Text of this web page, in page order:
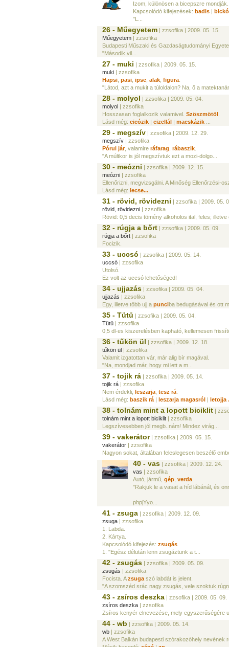
Izom, különösen a bicepszre mondják.
Kapcsolódó kifejezések: badis | bickó
"L...
26 - Műegyetem | zzsofika | 2009. 05. 15.
Műegyetem | zzsofika
Budapesti Műszaki és Gazdaságtudományi
"Második vil...
27 - muki | zzsofika | 2009. 05. 15.
muki | zzsofika
Hapsi pasi ipse alak figura
"Látod, azt a mukit a túloldalon? Na, ő a
28 - molyol | zzsofika | 2009. 05. 04.
molyol | zzsofika
Hosszasan foglalkozik valamivel. Szöszmötöl
Lásd még: cicózik | cizellál | macskázik
29 - megszív | zzsofika | 2009. 12. 29.
megszív | zzsofika
Pórul jár, valamire ráfarag rábaszik
"A múltkor is jól megszívtuk ezt a mozi-dolgo...
30 - meózni | zzsofika | 2009. 12. 15.
meózni | zzsofika
Ellenőrizni, megvizsgálni. A Minőség Ellenőrzési-
Lásd még: lecse...
31 - rövid, rövidezni | zzsofika | 2009. 05.
rövid, rövidezni | zzsofika
Rövid: 0,5 decis tömény alkoholos ital, feles; illetve
32 - rúgja a bőrt | zzsofika | 2009. 05. 09.
rúgja a bőrt | zzsofika
Focizik.
33 - uccsó | zzsofika | 2009. 05. 14.
uccsó | zzsofika
Utolsó.
Ez volt az uccsó lehetőséged!
34 - ujjazás | zzsofika | 2009. 05. 04.
ujjazás | zzsofika
Egy, illetve több ujj a punciba bedugásával és ott
35 - Tütü | zzsofika | 2009. 05. 04.
Tütü | zzsofika
0,5 dl-es kiszerelésben kapható, kellemesen
36 - tűkön ül | zzsofika | 2009. 12. 18.
tűkön ül | zzsofika
Valamit izgatottan vár, már alig bír magával.
"Na, mondjad már, hogy mi lett a m...
37 - tojik rá | zzsofika | 2009. 05. 14.
tojik rá | zzsofika
Nem érdekli, leszarja tesz rá
Lásd még: baszik rá | leszarja magasról | letojja
38 - tolnám mint a lopott biciklit |
tolnám mint a lopott biciklit | zzsofika
Legszívesebben jól megb..nám! Mindez virág...
39 - vakerátor| zzsofika | 2009. 05. 15.
vakerátor | zzsofika
Nagyon sokat, általában feleslegesen beszélő
40 - vas | zzsofika | 2009. 12. 24.
vas | zzsofika
Autó, jármű, gép verda
"Rakjuk le a vasat a híd lábánál, és
phpjYyo...
41 - zsuga | zzsofika | 2009. 12. 09.
zsuga | zzsofika
1. Labda.
2. Kártya.
Kapcsolódó kifejezés: zsugás
1. "Egész délután lenn zsugáztunk a t...
42 - zsugás | zzsofika | 2009. 05. 09.
zsugás | zzsofika
Focista. Azsuga szó labdát is jelent.
"A szomszéd srác nagy zsugás, vele szoktuk
43 - zsíros deszka | zzsofika | 2009. 05. 09.
zsíros deszka | zzsofika
Zsíros kenyér elnevezése, mely egyszerűségére
44 - wb | zzsofika | 2009. 05. 14.
wb | zzsofika
A West Balkán budapesti szórakozóhely nevének